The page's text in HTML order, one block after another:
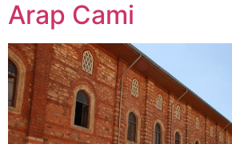
Arap Cami